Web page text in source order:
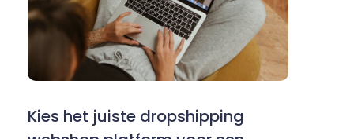
Kies het juiste dropshipping